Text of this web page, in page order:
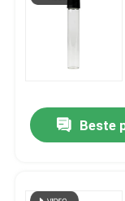
Beste